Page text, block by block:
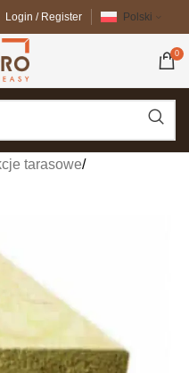
Login / Register Polski
0
tarasowe/